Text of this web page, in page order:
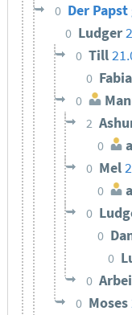
0 Der
0 Ludger
0 Till
0
0
2
0
0 Mel
0
0
0
0
0
0 Moses